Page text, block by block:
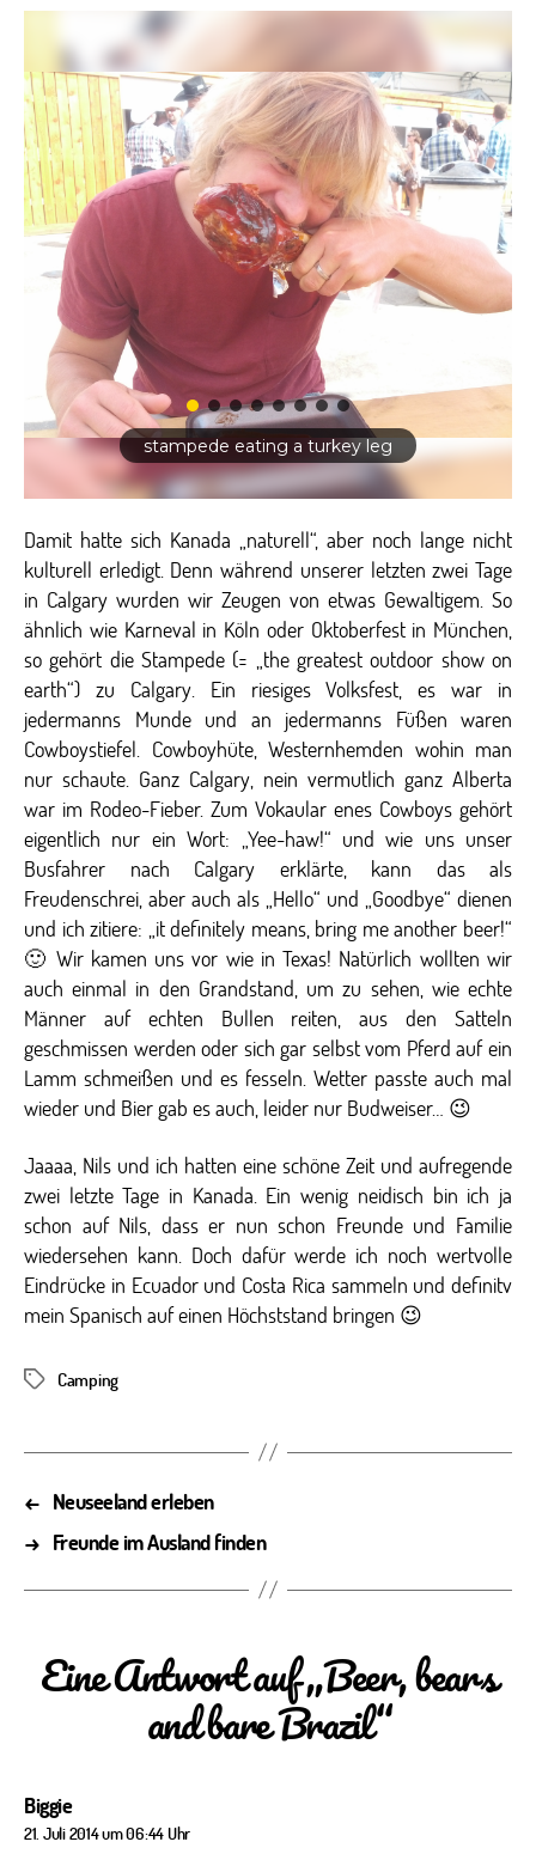
stampede eating a turkey leg
Damit hatte sich Kanada „naturell“, aber noch lange nicht
kulturell erledigt. Denn während unserer letzten zwei Tage
in Calgary wurden wir Zeugen von etwas Gewaltigem. So
ähnlich wie Karneval in Köln oder Oktoberfest in München,
so gehört die Stampede (= „the greatest outdoor show on
earth“) zu Calgary. Ein riesiges Volksfest, es war in
jedermanns Munde und an jedermanns Füßen waren
Cowboystiefel. Cowboyhüte, Westernhemden wohin man
nur schaute. Ganz Calgary, nein vermutlich ganz Alberta
war im Rodeo-Fieber. Zum Vokaular enes Cowboys gehört
eigentlich nur ein Wort: „Yee-haw!“ und wie uns unser
Busfahrer nach Calgary erklärte, kann das als
Freudenschrei, aber auch als „Hello“ und „Goodbye“ dienen
und ich zitiere: „it definitely means, bring me another beer!“
🙂 Wir kamen uns vor wie in Texas! Natürlich wollten wir
auch einmal in den Grandstand, um zu sehen, wie echte
Männer auf echten Bullen reiten, aus den Satteln
geschmissen werden oder sich gar selbst vom Pferd auf ein
Lamm schmeißen und es fesseln. Wetter passte auch mal
wieder und Bier gab es auch, leider nur Budweiser… 😉
Jaaaa, Nils und ich hatten eine schöne Zeit und aufregende
zwei letzte Tage in Kanada. Ein wenig neidisch bin ich ja
schon auf Nils, dass er nun schon Freunde und Familie
wiedersehen kann. Doch dafür werde ich noch wertvolle
Eindrücke in Ecuador und Costa Rica sammeln und definitv
mein Spanisch auf einen Höchststand bringen 😉
Schlagwörter
Camping
← Neuseeland erleben
→ Freunde im Ausland finden
Eine Antwort auf „Beer, bears
and bare Brazil“
Biggiesagt:
21. Juli 2014 um 06:44 Uhr